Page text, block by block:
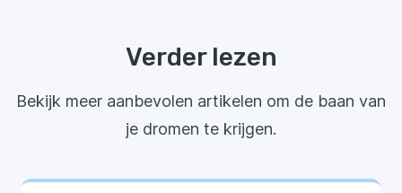
Verder lezen
Bekijk meer aanbevolen artikelen om de baan van
je dromen te krijgen.